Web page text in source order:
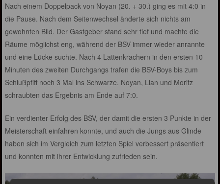
Nach einem Doppelpack von Noyan (20. + 30.) ging es mit 4:0 in
die Pause. Nach dem Seitenwechsel änderte sich nichts am
gewohnten Bild. Der Gastgeber stand sehr tief und machte die
Räume möglichst eng, während der BSV immer wieder anrannte
und eine Lücke suchte. Nach 4 Lattenkrachern in den ersten 10
Minuten des zweiten Durchgangs trafen die BSV-Boys bis zum
Schlußpfiff noch 3 Mal ins Schwarze. Noyan, Lian und Moritz
schraubten das Ergebnis am Ende auf 7:0.
Ein verdienter Erfolg des BSV, der damit die ersten 3 Punkte in der
Meisterschaft einfahren konnte, und auch die Jungs aus Glinde
haben sich im Vergleich zum letzten Spiel verbessert präsentiert
und konnten mit ihrer Entwicklung zufrieden sein.